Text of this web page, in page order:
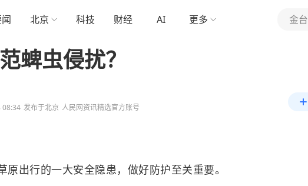
北京 科技 财经 AI 更多
蜱虫侵扰？
08:34 发布于北京 人民网资讯精选官方账号
原出行的一大安全隐患，做好防护至关重要。